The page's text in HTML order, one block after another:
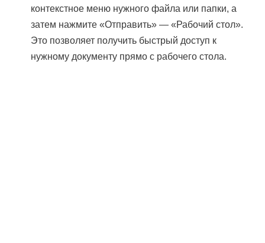
контекстное меню нужного файла или папки, а
затем нажмите «Отправить» — «Рабочий стол».
Это позволяет получить быстрый доступ к
нужному документу прямо с рабочего стола.